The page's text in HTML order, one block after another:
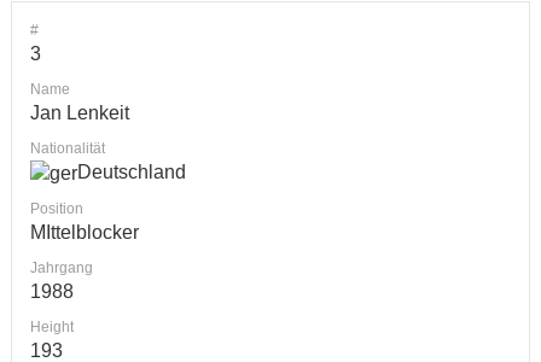
#
3
Name
Jan Lenkeit
Nationalität
Deutschland
Position
MIttelblocker
Jahrgang
1988
Height
193